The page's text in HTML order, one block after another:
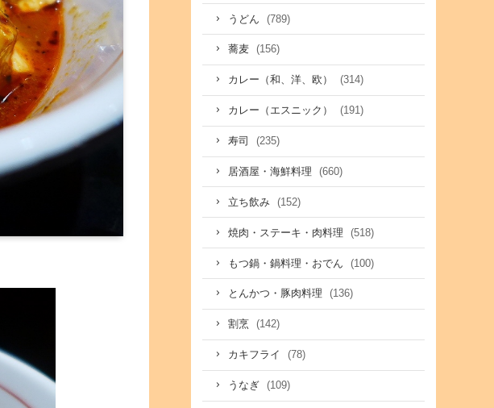
うどん (789)
蕎麦 (156)
カレー（和、洋、欧） (314)
カレー（エスニック） (191)
寿司 (235)
居酒屋・海鮮料理 (660)
立ち飲み (152)
焼肉・ステーキ・肉料理 (518)
もつ鍋・鍋料理・おでん (100)
とんかつ・豚肉料理 (136)
割烹 (142)
カキフライ (78)
うなぎ (109)